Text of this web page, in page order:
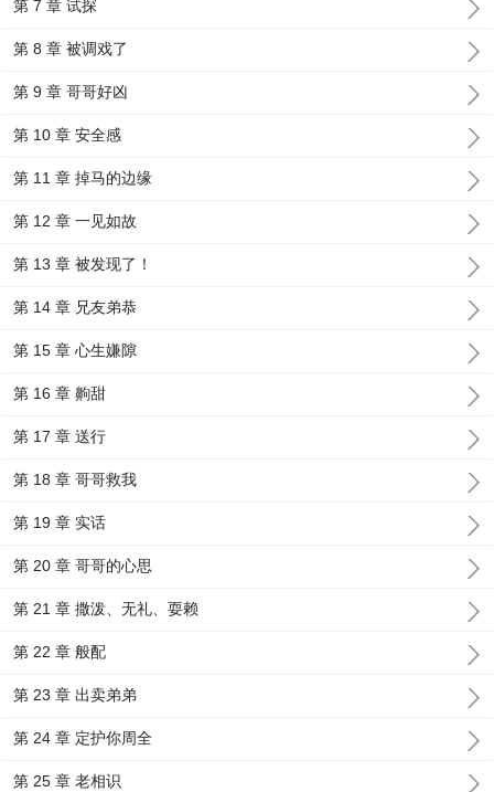
第 7 章 试探
第 8 章 被调戏了
第 9 章 哥哥好凶
第 10 章 安全感
第 11 章 掉马的边缘
第 12 章 一见如故
第 13 章 被发现了！
第 14 章 兄友弟恭
第 15 章 心生嫌隙
第 16 章 齁甜
第 17 章 送行
第 18 章 哥哥救我
第 19 章 实话
第 20 章 哥哥的心思
第 21 章 撒泼、无礼、耍赖
第 22 章 般配
第 23 章 出卖弟弟
第 24 章 定护你周全
第 25 章 老相识